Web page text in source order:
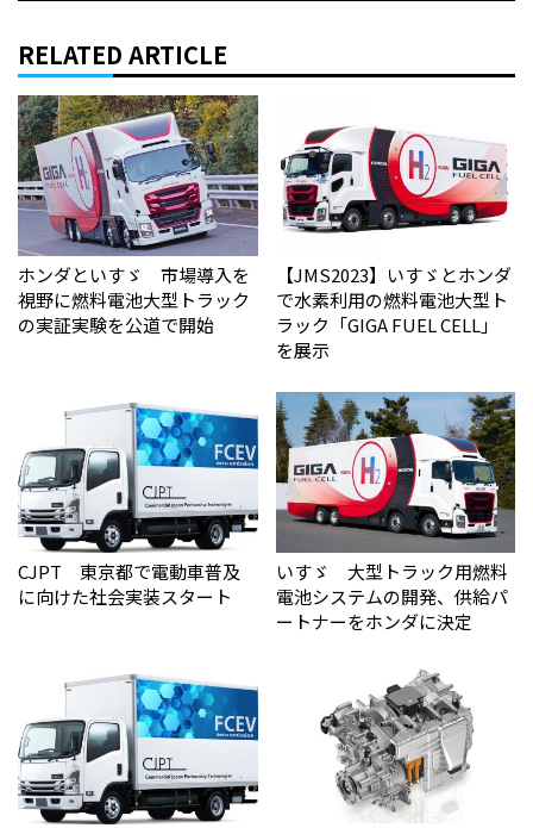
RELATED ARTICLE
ホンダといすゞ 市場導入を
視野に燃料電池大型トラック
の実証実験を公道で開始
【JMS2023】いすゞとホンダ
で水素利用の燃料電池大型ト
ラック「GIGA FUEL CELL」
を展示
CJPT 東京都で電動車普及
に向けた社会実装スタート
いすゞ 大型トラック用燃料
電池システムの開発、供給パ
ートナーをホンダに決定